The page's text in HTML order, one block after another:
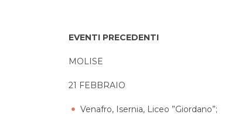
EVENTI PRECEDENTI
MOLISE
21 FEBBRAIO
Venafro, Isernia, Liceo ”Giordano”;